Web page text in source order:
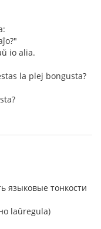
io alia.
la plej bongusta?
языковые тонкости
laŭregula)